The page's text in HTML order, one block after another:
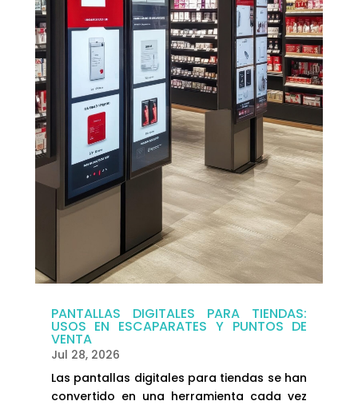
PANTALLAS DIGITALES PARA TIENDAS:
USOS EN ESCAPARATES Y PUNTOS DE
VENTA
Jul 28, 2026
Las pantallas digitales para tiendas se han
convertido en una herramienta cada vez